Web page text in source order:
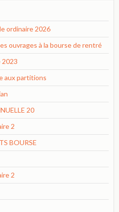
ordinaire 2026
ouvrages à la bourse de rentré
2023
aux partitions
20
2
BOURSE
2